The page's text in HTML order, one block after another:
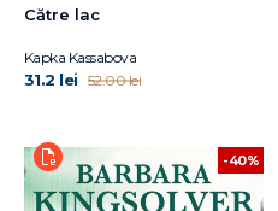
Către lac
Kapka Kassabova
31.2 lei 52.00 lei
-40%